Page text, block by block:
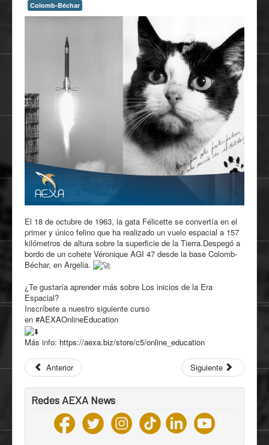
Colomb-Béchar
El 18 de octubre de 1963, la gata Félicette se convertía en el
primer y único felino que ha realizado un vuelo espacial a 157
kilómetros de altura sobre la superficie de la Tierra.Despegó a
bordo de un cohete Véronique AGI 47 desde la base Colomb-
Béchar, en Argelia.
¿Te gustaría aprender más sobre Los inicios de la Era
Espacial?
Inscríbete a nuestro siguiente curso
en #AEXAOnlineEducation
Más info: https://aexa.biz/store/c5/online_education
Anterior Siguiente
Redes AEXA News